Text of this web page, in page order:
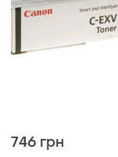
746 грн